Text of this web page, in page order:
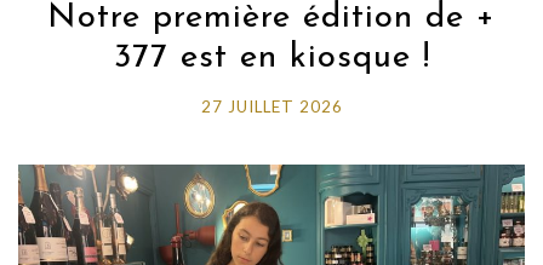
Notre première édition de +
377 est en kiosque !
27 JUILLET 2026